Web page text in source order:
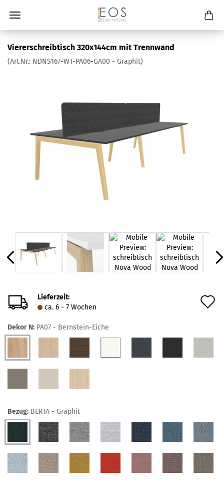
Viererschreibtisch 320x144cm mit Trennwand
(Art.Nr.: NDNS167-WT-PA06-GA00 - Graphit)
Lieferzeit:
ca. 6 - 7 Wochen
Dekor N: PA07 - Bernstein-Eiche
Bezug: BERTA - Graphit